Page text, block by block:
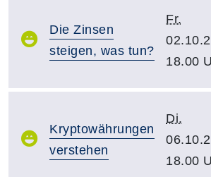
Die Zinsen
steigen, was tun?
Fr.
18.00
Kryptowährungen
verstehen
Di.
18.00